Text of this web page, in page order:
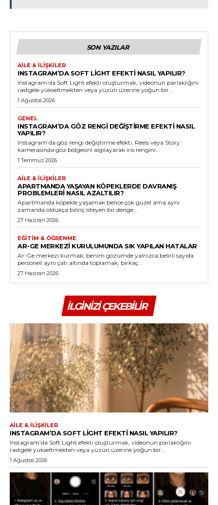
SON YAZILAR
AILE & İLIŞKILER
INSTAGRAM’DA SOFT LIGHT EFEKTI NASIL YAPILIR?
Instagram’da Soft Light efekti oluşturmak, videonun parlaklığını
rastgele yükseltmekten veya yüzün üzerine yoğun bir...
1 Ağustos 2026
GENEL
INSTAGRAM’DA GÖZ RENGI DEĞIŞTIRME EFEKTI NASIL
YAPILIR?
Instagram’da göz rengi değiştirme efekti, Reels veya Story
kamerasında göz bölgesini algılayarak iris rengini...
1 Temmuz 2026
AILE & İLIŞKILER
APARTMANDA YAŞAYAN KÖPEKLERDE DAVRANIŞ
PROBLEMLERI NASIL AZALTILIR?
Apartmanda köpekle yaşamak bence çok güzel ama aynı
zamanda oldukça bilinç isteyen bir denge...
27 Haziran 2026
EĞITIM & ÖĞRENME
AR-GE MERKEZI KURULUMUNDA SIK YAPILAN HATALAR
Ar-Ge merkezi kurmak, benim gözümde yalnızca belirli sayıda
personeli aynı çatı altında toplamak, birkaç...
27 Haziran 2026
İLGINIZI ÇEKEBILIR
AILE & İLIŞKILER
INSTAGRAM’DA SOFT LIGHT EFEKTI NASIL YAPILIR?
Instagram’da Soft Light efekti oluşturmak, videonun parlaklığını
rastgele yükseltmekten veya yüzün üzerine yoğun bir...
1 Ağustos 2026